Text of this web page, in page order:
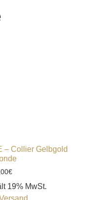
– Collier Gelbgold
€
19% MwSt.